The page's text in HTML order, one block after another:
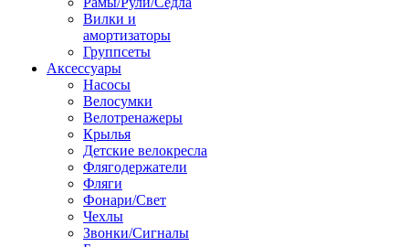
Вилки и
амортизаторы
Группсеты
Аксессуары
Насосы
Велосумки
Велотренажеры
Крылья
Детские велокресла
Флягодержатели
Фляги
Фонари/Свет
Чехлы
Звонки/Сигналы